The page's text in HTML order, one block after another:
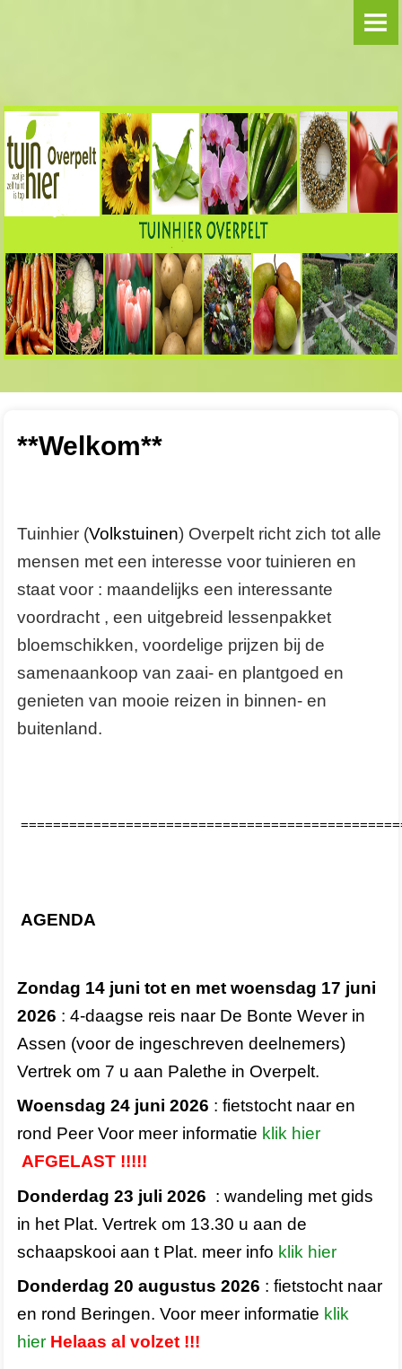
BLOEMSCHIKKEN
Groep Hanne
Groep Martijn
SAMENAANKOPEN
REIZEN/UITSTAPPEN
FOTO-ALBUMS
2024
2023
ALGEMEEN
Bestuur
Lidgeld
Privacybeleid
**Welkom**
Tuinhier (Volkstuinen) Overpelt richt zich tot alle
mensen met een interesse voor tuinieren en
staat voor : maandelijks een interessante
voordracht , een uitgebreid lessenpakket
bloemschikken, voordelige prijzen bij de
samenaankoop van zaai- en plantgoed en
genieten van mooie reizen in binnen- en
buitenland.
AGENDA
Zondag 14 juni tot en met woensdag 17 juni
2026 : 4-daagse reis naar De Bonte Wever in
Assen (voor de ingeschreven deelnemers)
Vertrek om 7 u aan Palethe in Overpelt.
Woensdag 24 juni 2026 : fietstocht naar en
rond Peer Voor meer informatie klik hier
AFGELAST !!!!!
Donderdag 23 juli 2026 : wandeling met gids
in het Plat. Vertrek om 13.30 u aan de
schaapskooi aan t Plat. meer info klik hier
Donderdag 20 augustus 2026 : fietstocht naar
en rond Beringen. Voor meer informatie klik
hier Helaas al volzet !!!